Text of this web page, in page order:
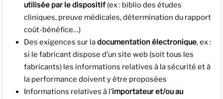
utilisée par le dispositif (ex : biblio des études
cliniques, preuve médicales, détermination du rapport
coût-bénéfice…)
Des exigences sur ladocumentation électronique, ex :
si le fabricant dispose d’un site web (soit tous les
fabricants) les informations relatives à la sécurité et à
la performance doivent y être proposées
Informations relatives à l’importateur et/ou au